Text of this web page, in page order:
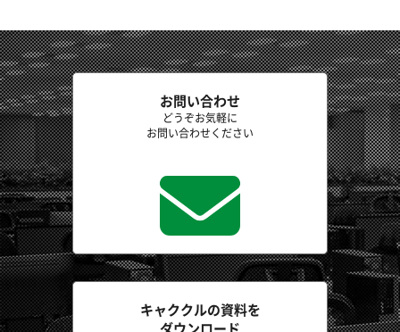
お問い合わせ
どうぞお気軽に
お問い合わせください
キャククルの資料を